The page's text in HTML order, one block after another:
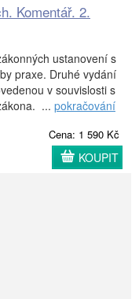
Komentář. 2.
ustanovení s
praxe. Druhé vydání
v souvislosti s
... pokračování
Cena: 1 590 Kč
KOUPIT